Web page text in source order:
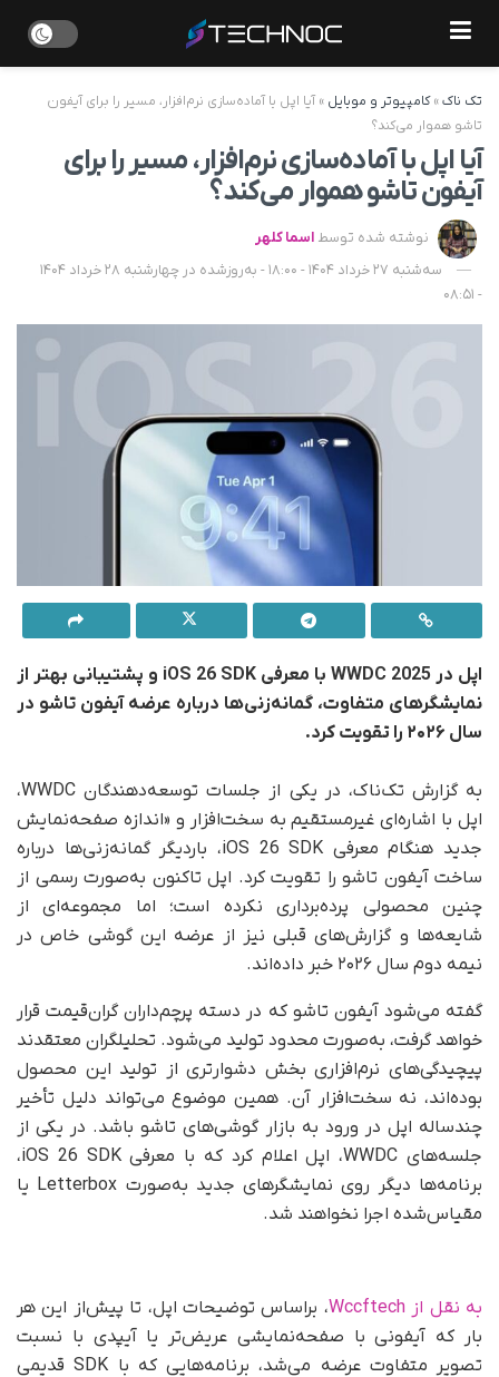
تک ناک»کامپیوتر و موبایل » آیا اپل با آماده‌سازی نرم‌افزار، مسیر را برای آیفون
تاشو هموار می‌کند؟
آیا اپل با آماده‌سازی نرم‌افزار، مسیر را برای
آیفون تاشو هموار می‌کند؟
نوشته شده توسط اسما کلهر
سه‌شنبه 27 خرداد 1404 - 18:00 - به‌روزشده در چهارشنبه 28 خرداد 1404
- 08:51
اپل در WWDC 2025 با معرفی iOS 26 SDK و پشتیبانی بهتر از
نمایشگرهای متفاوت، گمانه‌زنی‌ها درباره عرضه آیفون تاشو در
سال ۲۰۲۶ را تقویت کرد.
به گزارش تک‌ناک، در یکی از جلسات توسعه‌دهندگان WWDC،
اپل با اشاره‌ای غیرمستقیم به سخت‌افزار و «اندازه صفحه‌نمایش
جدید هنگام معرفی iOS 26 SDK، باردیگر گمانه‌زنی‌ها درباره
ساخت آیفون تاشو را تقویت کرد. اپل تاکنون به‌صورت رسمی از
چنین محصولی پرده‌برداری نکرده است؛ اما مجموعه‌ای از
شایعه‌ها و گزارش‌های قبلی نیز از عرضه این گوشی خاص در
نیمه دوم سال ۲۰۲۶ خبر داده‌اند.
گفته می‌شود آیفون تاشو که در دسته پرچم‌داران گران‌قیمت قرار
خواهد گرفت، به‌صورت محدود تولید می‌شود. تحلیلگران معتقدند
پیچیدگی‌های نرم‌افزاری بخش دشوارتری از تولید این محصول
بوده‌اند، نه سخت‌افزار آن. همین موضوع می‌تواند دلیل تأخیر
چندساله اپل در ورود به بازار گوشی‌های تاشو باشد. در یکی از
جلسه‌های WWDC، اپل اعلام کرد که با معرفی iOS 26 SDK،
برنامه‌ها دیگر روی نمایشگرهای جدید به‌صورت Letterbox یا
مقیاس‌شده اجرا نخواهند شد.
به نقل از Wccftech
، براساس توضیحات اپل، تا پیش‌از این هر
بار که آیفونی با صفحه‌نمایشی عریض‌تر یا آیپدی با نسبت
تصویر متفاوت عرضه می‌شد، برنامه‌هایی که با SDK قدیمی